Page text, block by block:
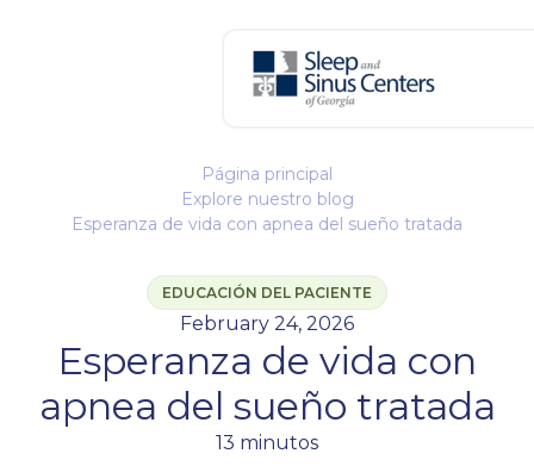
Página principal
Explore nuestro blog
Esperanza de vida con apnea del sueño tratada
EDUCACIÓN DEL PACIENTE
February 24, 2026
Esperanza de vida con
apnea del sueño tratada
13 minutos